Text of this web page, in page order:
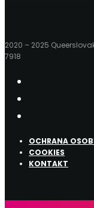
2020 – 2025
7918
OCHRANA
COOKIES
KONTAKT